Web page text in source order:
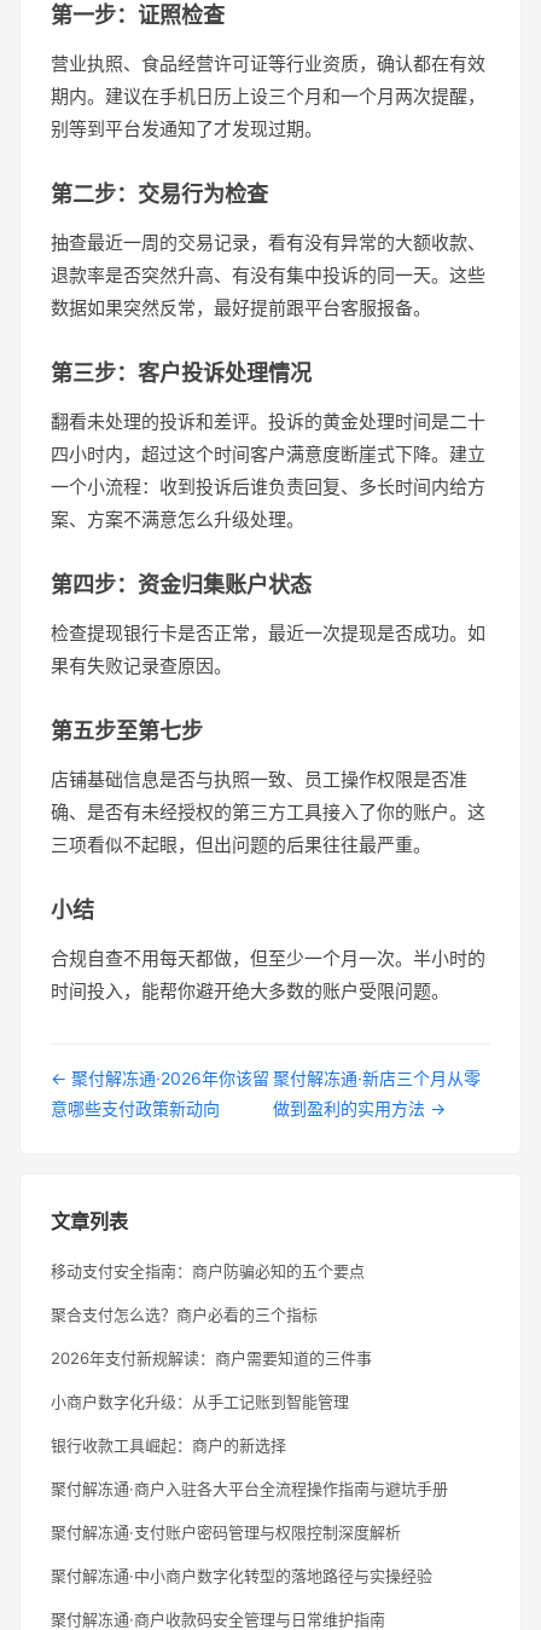
第一步：证照检查
营业执照、食品经营许可证等行业资质，确认都在有效
期内。建议在手机日历上设三个月和一个月两次提醒，
别等到平台发通知了才发现过期。
第二步：交易行为检查
抽查最近一周的交易记录，看有没有异常的大额收款、
退款率是否突然升高、有没有集中投诉的同一天。这些
数据如果突然反常，最好提前跟平台客服报备。
第三步：客户投诉处理情况
翻看未处理的投诉和差评。投诉的黄金处理时间是二十
四小时内，超过这个时间客户满意度断崖式下降。建立
一个小流程：收到投诉后谁负责回复、多长时间内给方
案、方案不满意怎么升级处理。
第四步：资金归集账户状态
检查提现银行卡是否正常，最近一次提现是否成功。如
果有失败记录查原因。
第五步至第七步
店铺基础信息是否与执照一致、员工操作权限是否准
确、是否有未经授权的第三方工具接入了你的账户。这
三项看似不起眼，但出问题的后果往往最严重。
小结
合规自查不用每天都做，但至少一个月一次。半小时的
时间投入，能帮你避开绝大多数的账户受限问题。
← 聚付解冻通·2026年你该留
意哪些支付政策新动向
聚付解冻通·新店三个月从零
做到盈利的实用方法 →
文章列表
移动支付安全指南：商户防骗必知的五个要点
聚合支付怎么选？商户必看的三个指标
2026年支付新规解读：商户需要知道的三件事
小商户数字化升级：从手工记账到智能管理
银行收款工具崛起：商户的新选择
聚付解冻通·商户入驻各大平台全流程操作指南与避坑手册
聚付解冻通·支付账户密码管理与权限控制深度解析
聚付解冻通·中小商户数字化转型的落地路径与实操经验
聚付解冻通·商户收款码安全管理与日常维护指南